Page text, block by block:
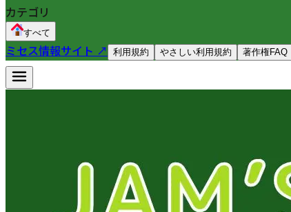
カテゴリ
すべて
ミセス情報サイト ↗ 利用規約 やさしい利用規約 著作権FAQ